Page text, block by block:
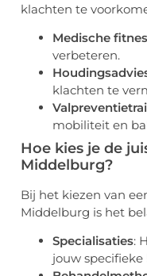
klachten te
Medische
verbeteren.
klachten te
mobiliteit en
Hoe kies je de
Middelburg?
Bij het kiezen van
Middelburg is het
Specialisaties:
jouw specifieke